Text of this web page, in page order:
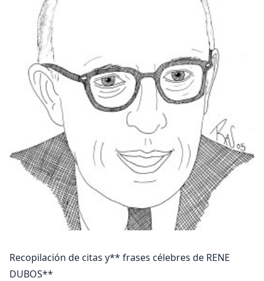
Recopilación de citas y** frases célebres de RENE
DUBOS**